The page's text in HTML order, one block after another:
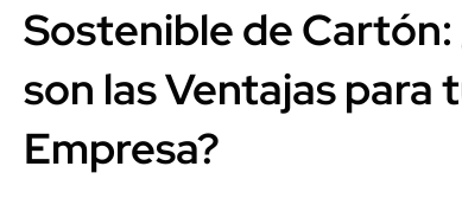
Sostenible de Cartón:
son las Ventajas para
Empresa?